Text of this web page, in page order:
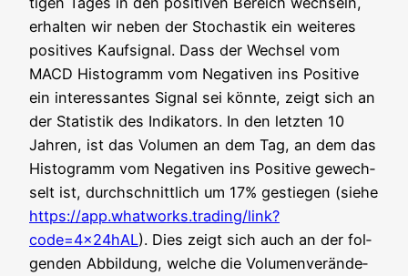
erhal­ten wir neben der Sto­chas­tik ein wei­te­res
posi­ti­ves Kauf­si­gnal. Dass der Wech­sel vom
MACD His­to­gramm vom Nega­ti­ven ins Posi­ti­ve
ein inter­es­san­tes Signal sei könn­te, zeigt sich an
der Sta­tis­tik des Indi­ka­tors. In den letz­ten 10
Jah­ren, ist das Volu­men an dem Tag, an dem das
His­to­gramm vom Nega­ti­ven ins Posi­ti­ve gewech­
selt ist, durch­schnitt­lich um 17% gestie­gen (sie­he
https://app.whatworks.trading/link?
code=4x24hAL). Dies zeigt sich auch an der fol­
gen­den Abbil­dung, wel­che die Volu­men­ver­än­de­